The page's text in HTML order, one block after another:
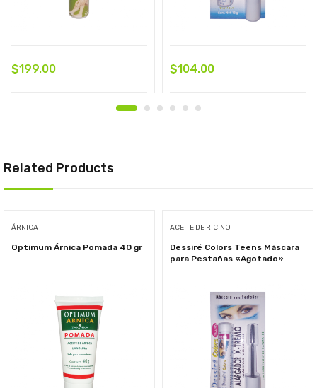
$199.00 $104.00
Related Products
ÁRNICA
Optimum Árnica Pomada 40 gr
ACEITE DE RICINO
Dessiré Colors Teens Máscara
para Pestañas «Agotado»